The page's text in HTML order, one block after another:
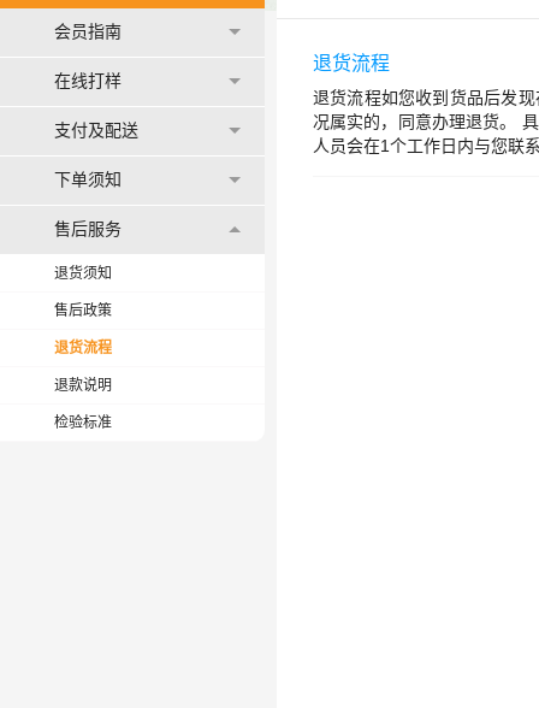
会员指南
在线打样
支付及配送
下单须知
售后服务
退货须知
售后政策
退货流程
退款说明
检验标准
退货流程
退货流程如您收到货品后发
况属实的，同意办理退货。
人员会在1个工作日内与您联